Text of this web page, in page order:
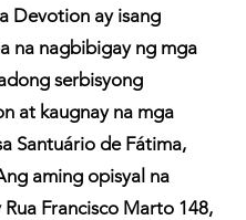
Devotion ay isang
na nagbibigay ng mga
serbisyong
at kaugnay na mga
Santuário de Fátima,
aming opisyal na
Rua Francisco Marto 148,